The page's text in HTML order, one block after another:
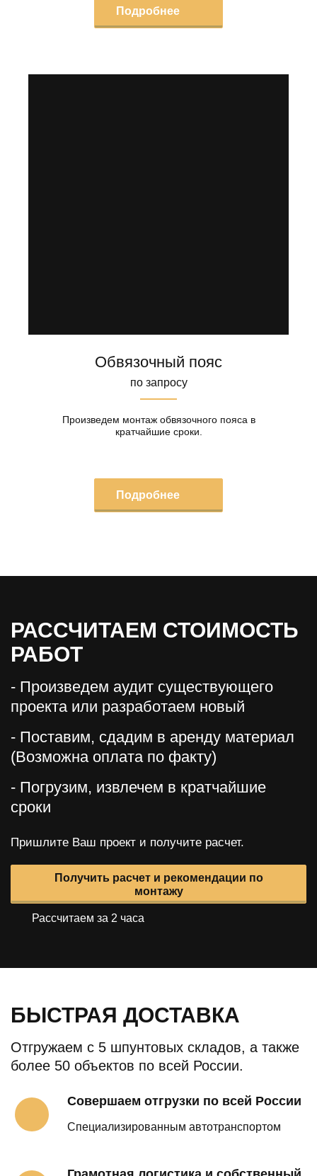
Подробнее
Обвязочный пояс
по запросу
Произведем монтаж обвязочного пояса в
кратчайшие сроки.
Подробнее
РАССЧИТАЕМ СТОИМОСТЬ
РАБОТ
- Произведем аудит существующего
проекта или разработаем новый
- Поставим, сдадим в аренду материал
(Возможна оплата по факту)
- Погрузим, извлечем в кратчайшие
сроки
Пришлите Ваш проект и получите расчет.
Получить расчет и рекомендации по
монтажу
Рассчитаем за 2 часа
БЫСТРАЯ ДОСТАВКА
Отгружаем с 5 шпунтовых складов, а также
более 50 объектов по всей России.
Совершаем отгрузки по всей России
Специализированным автотранспортом